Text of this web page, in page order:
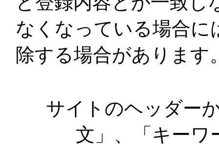
なくなっている場合に
除する場合があります
サイトのヘッダー
文」、「キーワ